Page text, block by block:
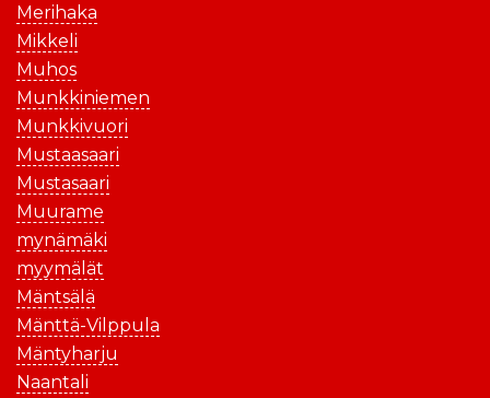
Merihaka
Mikkeli
Muhos
Munkkiniemen
Munkkivuori
Mustaasaari
Mustasaari
Muurame
mynämäki
myymälät
Mäntsälä
Mänttä-Vilppula
Mäntyharju
Naantali